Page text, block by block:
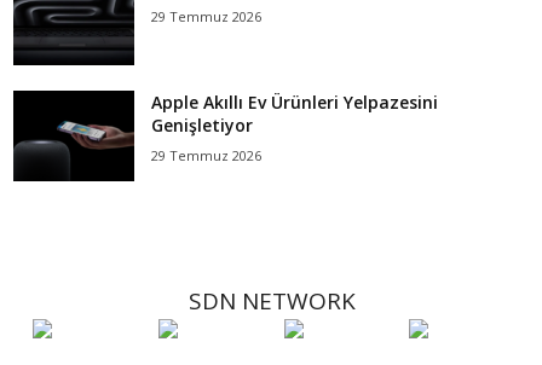
29 Temmuz 2026
Apple Akıllı Ev Ürünleri Yelpazesini
Genişletiyor
29 Temmuz 2026
SDN NETWORK